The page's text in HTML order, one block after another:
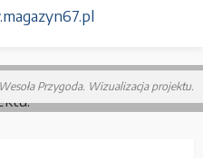
Przygoda. Wizualizacja projektu.